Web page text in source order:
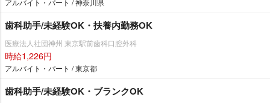
アルバイト・パート / 神奈川県
歯科助手/未経験OK・扶養内勤務OK
医療法人社団神州 東京駅前歯科口腔外科
時給1,226円
アルバイト・パート / 東京都
歯科助手/未経験OK・ブランクOK